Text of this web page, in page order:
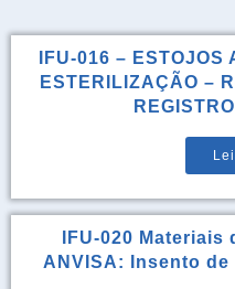
IFU-016 –
ESTERILIZAÇÃO –
IFU-020
ANVISA: Insento